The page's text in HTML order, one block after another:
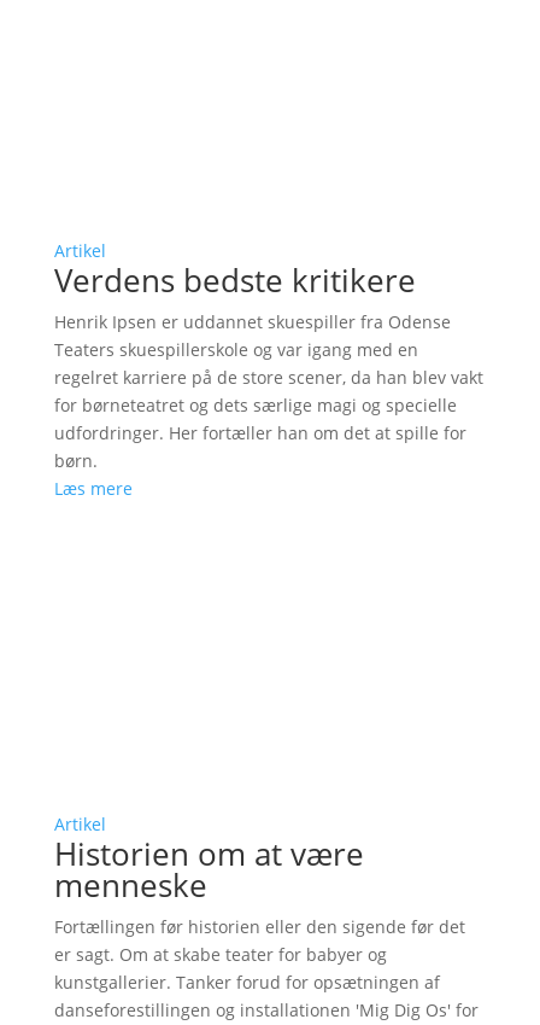
Artikel
Verdens bedste kritikere
Henrik Ipsen er uddannet skuespiller fra Odense
Teaters skuespillerskole og var igang med en
regelret karriere på de store scener, da han blev vakt
for børneteatret og dets særlige magi og specielle
udfordringer. Her fortæller han om det at spille for
børn.
Læs mere
Artikel
Historien om at være
menneske
Fortællingen før historien eller den sigende før det
er sagt. Om at skabe teater for babyer og
kunstgallerier. Tanker forud for opsætningen af
danseforestillingen og installationen 'Mig Dig Os' for